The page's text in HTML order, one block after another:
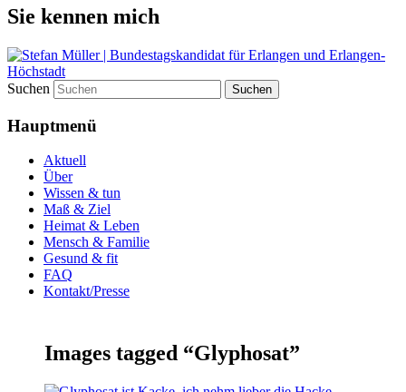
Sie kennen mich
Suchen
Hauptmenü
Aktuell
Über
Wissen & tun
Maß & Ziel
Heimat & Leben
Mensch & Familie
Gesund & fit
FAQ
Kontakt/Presse
Images tagged “Glyphosat”